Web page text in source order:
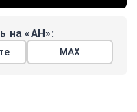
на «АН»:
МАХ